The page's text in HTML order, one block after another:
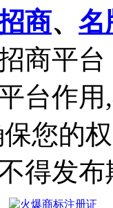
商、 名
商平台
台作
您的
得发